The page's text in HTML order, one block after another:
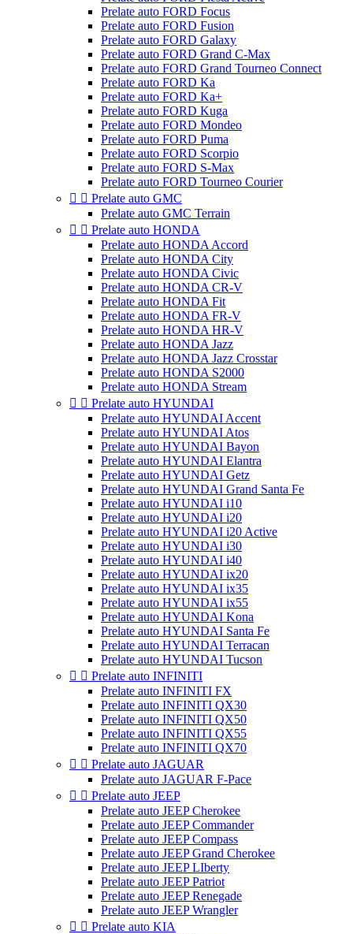
Prelate auto FORD Focus
Prelate auto FORD Fusion
Prelate auto FORD Galaxy
Prelate auto FORD Grand C-Max
Prelate auto FORD Grand Tourneo Connect
Prelate auto FORD Ka
Prelate auto FORD Ka+
Prelate auto FORD Kuga
Prelate auto FORD Mondeo
Prelate auto FORD Puma
Prelate auto FORD Scorpio
Prelate auto FORD S-Max
Prelate auto FORD Tourneo Courier
  Prelate auto GMC
Prelate auto GMC Terrain
  Prelate auto HONDA
Prelate auto HONDA Accord
Prelate auto HONDA City
Prelate auto HONDA Civic
Prelate auto HONDA CR-V
Prelate auto HONDA Fit
Prelate auto HONDA FR-V
Prelate auto HONDA HR-V
Prelate auto HONDA Jazz
Prelate auto HONDA Jazz Crosstar
Prelate auto HONDA S2000
Prelate auto HONDA Stream
  Prelate auto HYUNDAI
Prelate auto HYUNDAI Accent
Prelate auto HYUNDAI Atos
Prelate auto HYUNDAI Bayon
Prelate auto HYUNDAI Elantra
Prelate auto HYUNDAI Getz
Prelate auto HYUNDAI Grand Santa Fe
Prelate auto HYUNDAI i10
Prelate auto HYUNDAI i20
Prelate auto HYUNDAI i20 Active
Prelate auto HYUNDAI i30
Prelate auto HYUNDAI i40
Prelate auto HYUNDAI ix20
Prelate auto HYUNDAI ix35
Prelate auto HYUNDAI ix55
Prelate auto HYUNDAI Kona
Prelate auto HYUNDAI Santa Fe
Prelate auto HYUNDAI Terracan
Prelate auto HYUNDAI Tucson
  Prelate auto INFINITI
Prelate auto INFINITI FX
Prelate auto INFINITI QX30
Prelate auto INFINITI QX50
Prelate auto INFINITI QX55
Prelate auto INFINITI QX70
  Prelate auto JAGUAR
Prelate auto JAGUAR F-Pace
  Prelate auto JEEP
Prelate auto JEEP Cherokee
Prelate auto JEEP Commander
Prelate auto JEEP Compass
Prelate auto JEEP Grand Cherokee
Prelate auto JEEP LIberty
Prelate auto JEEP Patriot
Prelate auto JEEP Renegade
Prelate auto JEEP Wrangler
  Prelate auto KIA